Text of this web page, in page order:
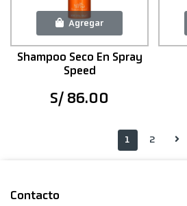
Agregar
Shampoo Seco En Spray
Speed
S/ 86.00
1 2
Contacto